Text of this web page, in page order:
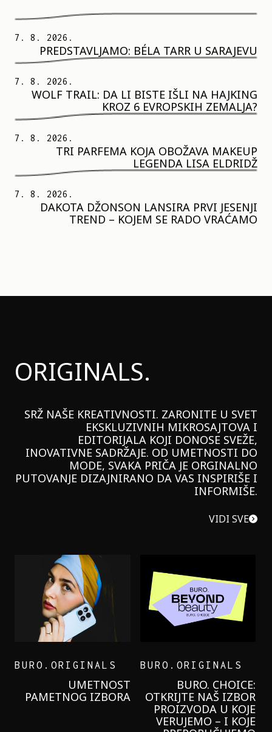
7. 8. 2026.
PREDSTAVLJAMO: BÉLA TARR U SARAJEVU
7. 8. 2026.
WOLF TRAIL: DA LI BISTE IŠLI NA HAJKING
KROZ 6 EVROPSKIH ZEMALJA?
7. 8. 2026.
TRI PARFEMA KOJA OBOŽAVA MAKEUP
LEGENDA LISA ELDRIDŽ
7. 8. 2026.
DAKOTA DŽONSON LANSIRA PRVI JESENJI
TREND – KOJEM SE RADO VRAĆAMO
ORIGINALS.
SRŽ NAŠE KREATIVNOSTI. ZARONITE U SVET
EKSKLUZIVNIH MIKROSAJTOVA I
EDITORIJALA KOJI DONOSE SVEŽE,
INOVATIVNE SADRŽAJE. OD UMETNOSTI DO
MODE, SVAKA PRIČA JE ORGINALNO
PUTOVANJE DIZAJNIRANO DA VAS INSPIRIŠE I
INFORMIŠE.
VIDI SVE
GARNIER KREMU I
NIKADA NIŠTA
LAGANIJE NISAM
KORISTILA